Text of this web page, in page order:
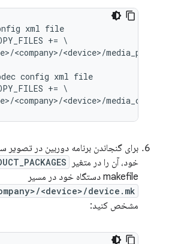
xml file
+= \
<company>/<device>/
config xml file
+= \
برای گنجاندن برنامه دوربین در تصویر
خود، آن را در متغیر
makefile دستگاه خود در مسیر
<device>/device.mk
مشخص کنید: